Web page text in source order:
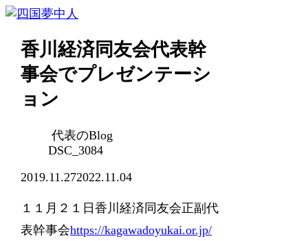
香川経済同友会代表幹
事会でプレゼンテーシ
ョン
代表のBlog
DSC_3084
2019.11.272022.11.04
１１月２１日香川経済同友会正副代
表幹事会https://kagawadoyukai.or.jp/